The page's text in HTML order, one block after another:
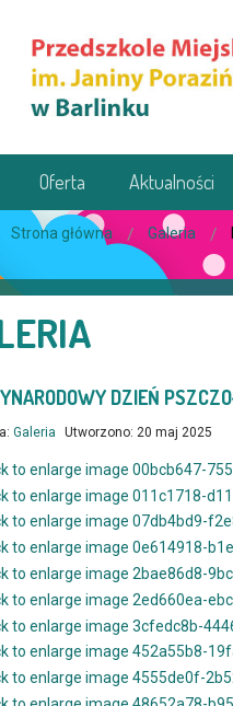
Oferta Aktualności
Strona główna Galeria
DZIEŃ
Galeria Utworzono: 20 maj 2025